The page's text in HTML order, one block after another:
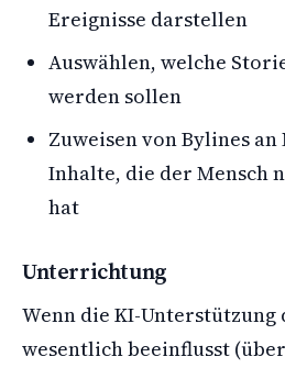
Ereignisse darstellen
Auswählen, welche
werden sollen
Zuweisen von Bylines
Inhalte, die der Mensch
hat
Unterrichtung
Wenn die KI-Unterstützung
wesentlich beeinflusst